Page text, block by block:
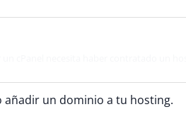
un dominio a tu hosting.